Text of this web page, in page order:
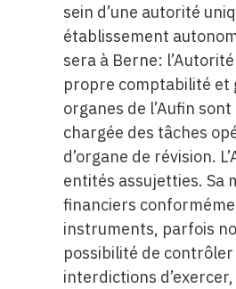
sein d’une autorité
établissement
sera à Berne:
propre comptabilité et
organes de l’Aufin
chargée des tâches
d’organe de révision.
entités assujetties. Sa
financiers
instruments, parfois
possibilité de
interdictions